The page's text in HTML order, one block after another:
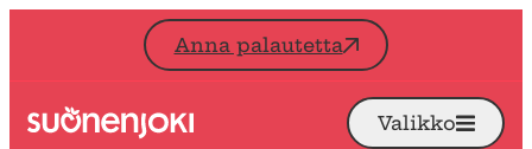
Siirry sisältöön
Anna palautetta
Etusivu Avaa
Valikko